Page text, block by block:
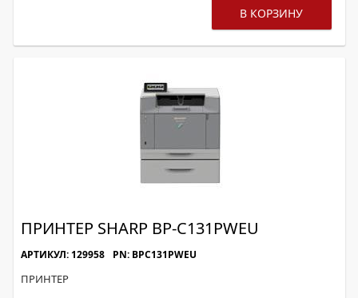
В КОРЗИНУ
ПРИНТЕР SHARP BP-C131PWEU
АРТИКУЛ: 129958 PN: BPC131PWEU
ПРИНТЕР